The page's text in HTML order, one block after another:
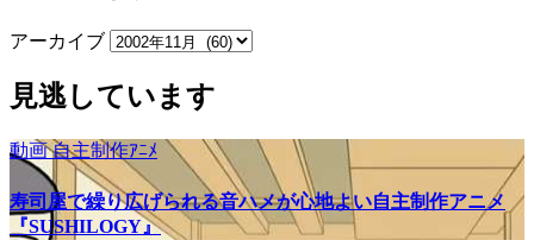
アーカイブ
見逃しています
動画自主制作ｱﾆﾒ
寿司屋で繰り広げられる音ハメが心地よい自主制作アニメ
『SUSHILOGY』